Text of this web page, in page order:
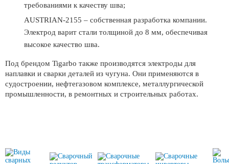
требованиями к качеству шва;
AUSTRIAN-2155 – собственная разработка компании.
Электрод варит стали толщиной до 8 мм, обеспечивая
высокое качество шва.
Под брендом Tigarbo также производятся электроды для
наплавки и сварки деталей из чугуна. Они применяются в
судостроении, нефтегазовом комплексе, металлургической
промышленности, в ремонтных и строительных работах.